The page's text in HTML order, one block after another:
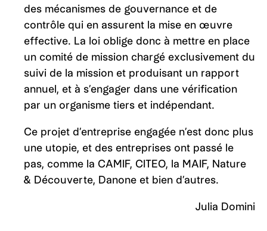
des mécanismes de gouvernance et de
contrôle qui en assurent la mise en œuvre
effective. La loi oblige donc à mettre en place
un comité de mission chargé exclusivement du
suivi de la mission et produisant un rapport
annuel, et à s’engager dans une vérification
par un organisme tiers et indépendant.
Ce projet d’entreprise engagée n’est donc plus
une utopie, et des entreprises ont passé le
pas, comme la CAMIF, CITEO, la MAIF, Nature
& Découverte, Danone et bien d’autres.
Julia Domini